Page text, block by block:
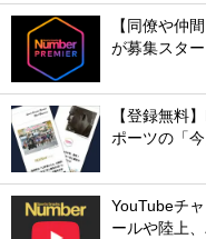
【同僚や仲
が募集スター
【登録無料
ポーツの「
YouTubeチ
ールや陸上